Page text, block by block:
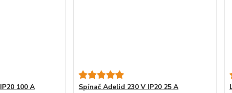
100 A Spínač Adelid 230 V IP20 25 A